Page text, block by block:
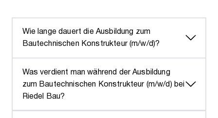
Wie lange dauert die Ausbildung zum
Bautechnischen Konstrukteur (m/w/d)?
Was verdient man während der Ausbildung
zum Bautechnischen Konstrukteur (m/w/d) bei
Riedel Bau?